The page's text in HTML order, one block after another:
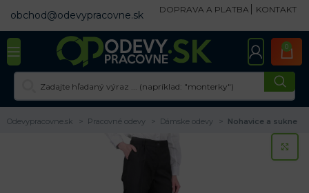
obchod@odevypracovne.sk DOPRAVA A PLATBA KONTAKT
0
Odevypracovne.sk Pracovné odevy Dámske odevy Nohavice a sukne